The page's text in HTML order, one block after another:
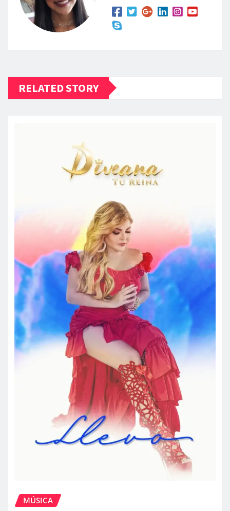
RELATED STORY
MÚSICA